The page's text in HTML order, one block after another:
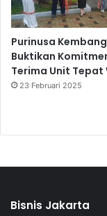
Purinusa
Buktikan
Terima Unit Tepat
23 Februari 2025
Bisnis Jakarta